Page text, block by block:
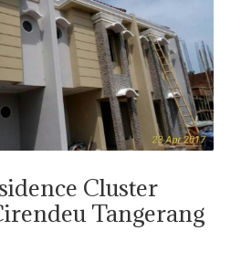
Cluster
Tangerang